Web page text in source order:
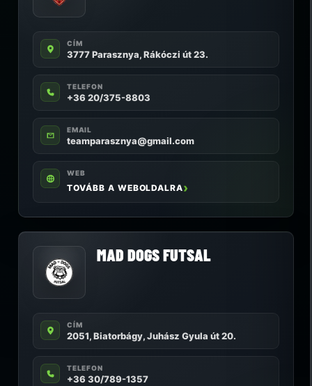
CÍM
3777 Parasznya, Rákóczi út 23.
TELEFON
+36 20/375-8803
EMAIL
teamparasznya@gmail.com
WEB
TOVÁBB A WEBOLDALRA
MAD DOGS FUTSAL
CÍM
2051, Biatorbágy, Juhász Gyula út 20.
TELEFON
+36 30/789-1357